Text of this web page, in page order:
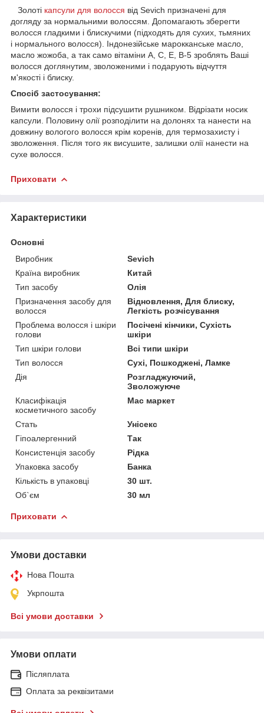
Золоті капсули для волосся від Sevich призначені для
догляду за нормальними волоссям. Допомагають зберегти
волосся гладкими і блискучими (підходять для сухих, тьмяних
і нормального волосся). Індонезійське марокканське масло,
масло жожоба, а так само вітаміни A, C, E, В-5 зроблять Ваші
волосся доглянутим, зволоженими і подарують відчуття
м'якості і блиску.
Спосіб застосування:
Вимити волосся і трохи підсушити рушником. Відрізати носик
капсули. Половину олії розподілити на долонях та нанести на
довжину вологого волосся крім коренів, для термозахисту і
зволоження. Після того як висушите, залишки олії нанести на
сухе волосся.
Приховати
Характеристики
Основні
Виробник
Sevich
Країна виробник
Китай
Тип засобу
Олія
Призначення засобу для
волосся
Відновлення, Для блиску,
Легкість розчісування
Проблема волосся і шкіри
голови
Посічені кінчики, Сухість
шкіри
Тип шкіри голови
Всі типи шкіри
Тип волосся
Сухі, Пошкоджені, Ламке
Дія
Розгладжуючий,
Зволожуюче
Класифікація
косметичного засобу
Мас маркет
Стать
Унісекс
Гіпоалергенний
Так
Консистенція засобу
Рідка
Упаковка засобу
Банка
Кількість в упаковці
30 шт.
Об`єм
30 мл
Приховати
Умови доставки
Нова Пошта
Укрпошта
Всі умови доставки
Умови оплати
Післяплата
Оплата за реквізитами